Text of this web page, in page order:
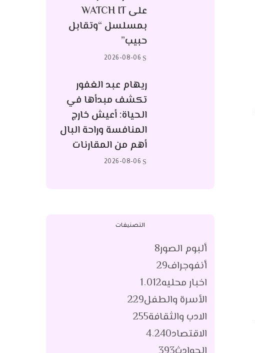
على WATCH IT
بمسلسل “وتقابل
حبيب”
2026-08-06
ريهام عبد الغفور
تكشف مبدأها في
الحياة: أعيش خارج
المنافسة وراحة البال
أهم من المقارنات
2026-08-06
التصنيفات
ألبوم الصور8
أنفوجراف29
اخبار محليه1٬012
الأسرة والطفل229
الادب والثقافة255
الاقتصاد4٬240